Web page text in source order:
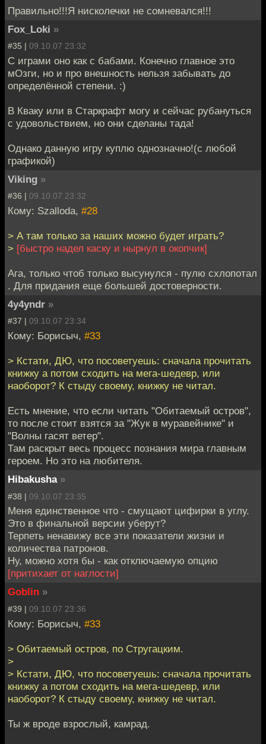
Правильно!!!Я нисколечки не сомневался!!!
Fox_Loki »
#35 | 09.10.07 23:32
С играми оно как c бабами. Конечно главное это
мОзги, но и про внешность нельзя забывать до
определённой степени. :)
В Кваку или в Старкрафт могу и сейчас рубануться
с удовольствием, но они сделаны тада!
Однако данную игру куплю однозначно!(с любой
графикой)
Viking »
#36 | 09.10.07 23:32
Кому: Szalloda, #28
> А там только за наших можно будет играть?
> [быстро надел каску и нырнул в окопчик]
Ага, только чтоб только высунулся - пулю схлопотал
. Для придания еще большей достоверности.
4y4yndr »
#37 | 09.10.07 23:34
Кому: Борисыч, #33
> Кстати, ДЮ, что посоветуешь: сначала прочитать
книжку а потом сходить на мега-шедевр, или
наоборот? К стыду своему, книжку не читал.
Есть мнение, что если читать "Обитаемый остров",
то после стоит взятся за "Жук в муравейнике" и
"Волны гасят ветер".
Там раскрыт весь процесс познания мира главным
героем. Но это на любителя.
Hibakusha »
#38 | 09.10.07 23:35
Меня единственное что - смущают цифирки в углу.
Это в финальной версии уберут?
Терпеть ненавижу все эти показатели жизни и
количества патронов.
Ну, можно хотя бы - как отключаемую опцию
[притихает от наглости]
Goblin »
#39 | 09.10.07 23:36
Кому: Борисыч, #33
> Обитаемый остров, по Стругацким.
>
> Кстати, ДЮ, что посоветуешь: сначала прочитать
книжку а потом сходить на мега-шедевр, или
наоборот? К стыду своему, книжку не читал.
Ты ж вроде взрослый, камрад.